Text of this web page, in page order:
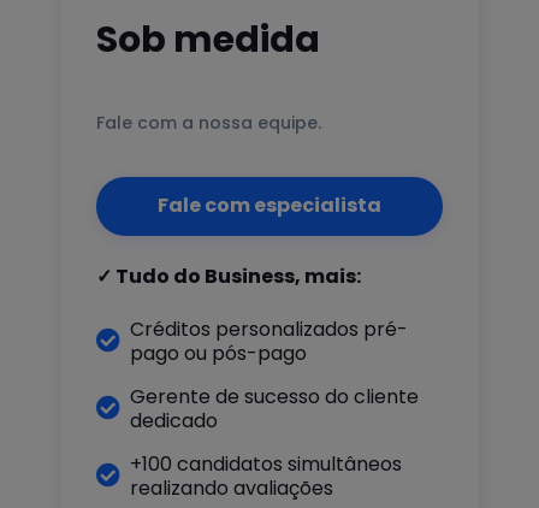
Sob medida
Fale com a nossa equipe.
Fale com especialista
✓ Tudo do Business, mais:
 Créditos personalizados pré-
pago ou pós-pago
 Gerente de sucesso do cliente
dedicado
 +100 candidatos simultâneos
realizando avaliações